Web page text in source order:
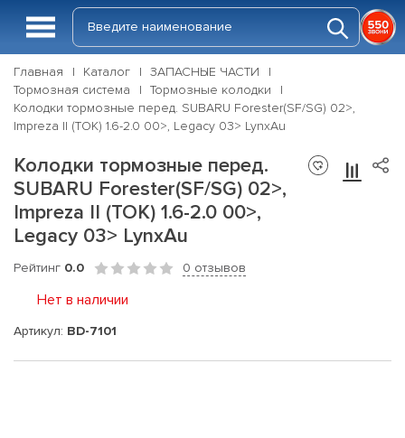
Главная Каталог
ЗАПАСНЫЕ ЧАСТИ
Тормозная система
Тормозные колодки
Колодки тормозные перед. SUBARU Forester(SF/SG) 02>,
Impreza II (TOK) 1.6-2.0 00>, Legacy 03> LynxAu
Колодки тормозные перед.
SUBARU Forester(SF/SG) 02>,
Impreza II (TOK) 1.6-2.0 00>,
Legacy 03> LynxAu
Рейтинг 0.0 0 отзывов
Нет в наличии
Артикул: BD-7101